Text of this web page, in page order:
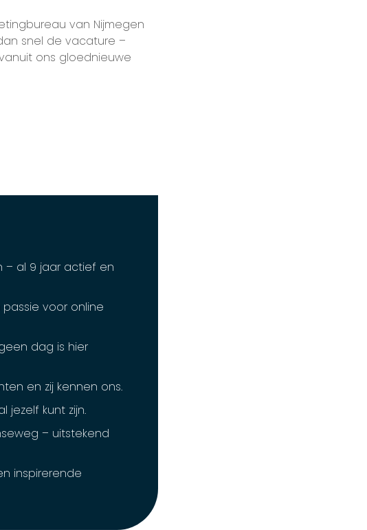
van Nijmegen
snel de vacature –
ons gloednieuwe
– al 9 jaar actief en
voor online
dag is hier
en zij kennen ons.
jezelf kunt zijn.
– uitstekend
inspirerende